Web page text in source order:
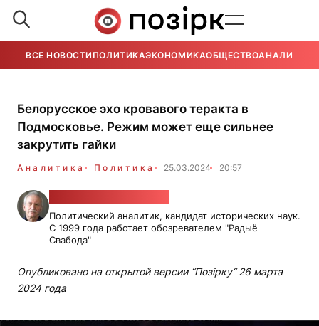
ВСЕ НОВОСТИ ПОЛИТИКАЭКОНОМИКАОБЩЕСТВОАНАЛИТИКА
Белорусское эхо кровавого теракта в
Подмосковье. Режим может еще сильнее
закрутить гайки
Аналитика Политика 25.03.2024 20:57
Политический аналитик, кандидат исторических наук.
С 1999 года работает обозревателем "Радыё
Свабода"
Опубликовано на открытой версии “Позірку“ 26 марта
2024 года